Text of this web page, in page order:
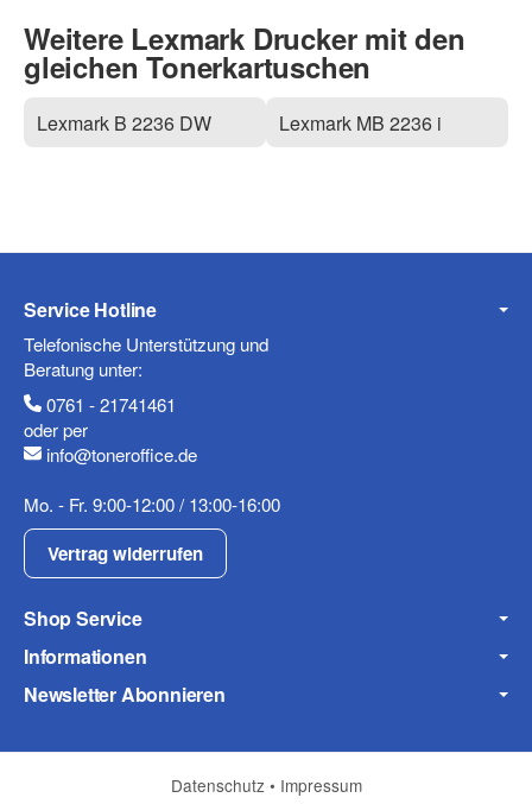
Weitere Lexmark Drucker mit den
gleichen Tonerkartuschen
Lexmark B 2236 DW Lexmark MB 2236 i
Service Hotline
Telefonische Unterstützung und
Beratung unter:
0761 - 21741461
oder per
info@toneroffice.de
Mo. - Fr. 9:00-12:00 / 13:00-16:00
Vertrag widerrufen
Shop Service
Informationen
Newsletter Abonnieren
Datenschutz • Impressum